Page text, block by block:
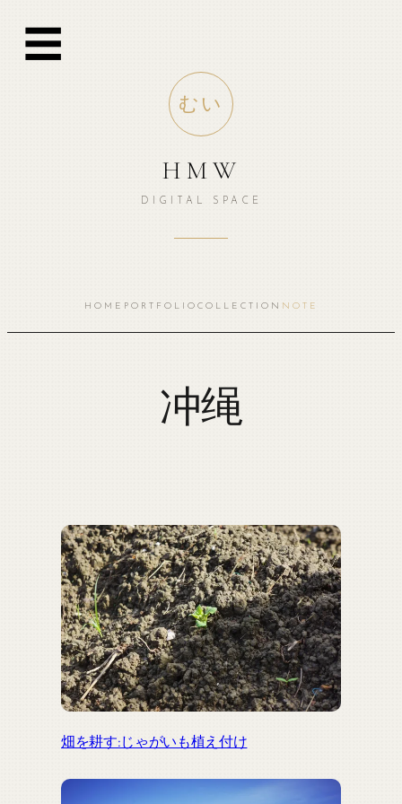
☰
むい
HMW
DIGITAL SPACE
HOME PORTFOLIO COLLECTION NOTE
冲绳
畑を耕す:じゃがいも植え付け